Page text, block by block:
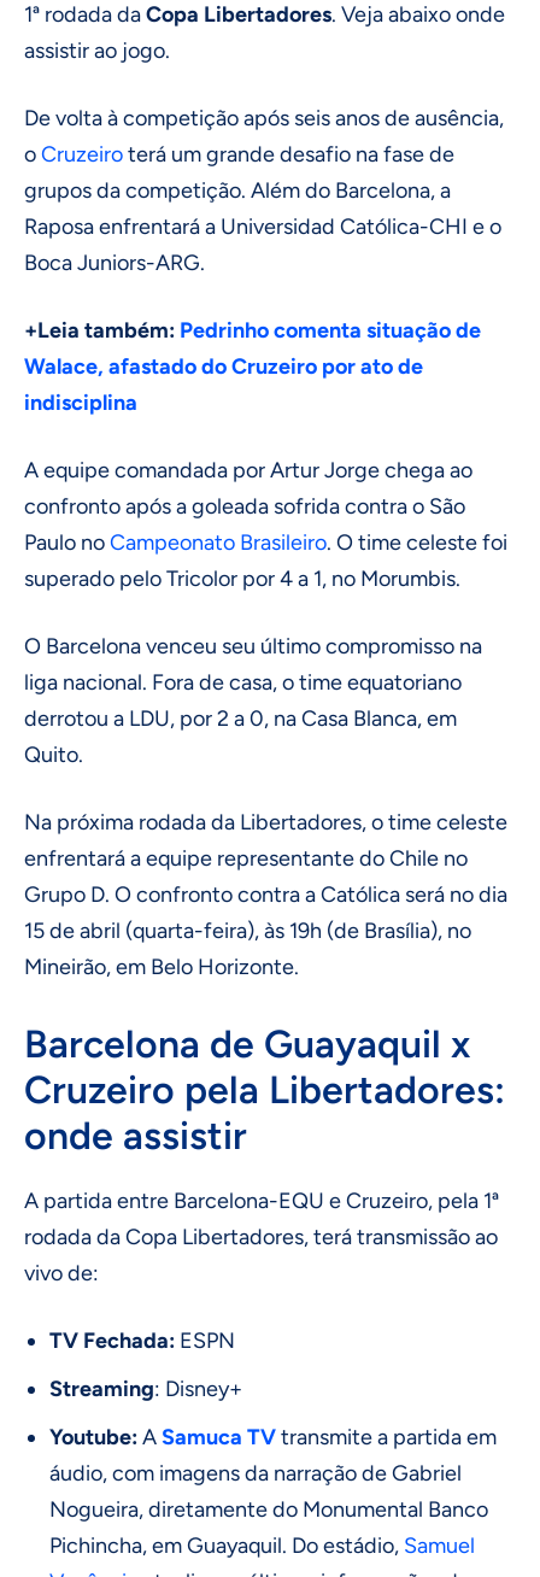
1ª rodada daCopa Libertadores. Veja abaixo onde
assistir ao jogo.
De volta à competição após seis anos de ausência,
oCruzeiroterá um grande desafio na fase de
grupos da competição. Além do Barcelona, a
Raposa enfrentará a Universidad Católica-CHI e o
Boca Juniors-ARG.
+Leia também: Pedrinho comenta situação de
Walace, afastado do Cruzeiro por ato de
indisciplina
A equipe comandada por Artur Jorge chega ao
confronto após a goleada sofrida contra o São
Paulo noCampeonato Brasileiro. O time celeste foi
superado pelo Tricolor por 4 a 1, no Morumbis.
O Barcelona venceu seu último compromisso na
liga nacional. Fora de casa, o time equatoriano
derrotou a LDU, por 2 a 0, na Casa Blanca, em
Quito.
Na próxima rodada da Libertadores, o time celeste
enfrentará a equipe representante do Chile no
Grupo D. O confronto contra a Católica será no dia
15 de abril (quarta-feira), às 19h (de Brasília), no
Mineirão, em Belo Horizonte.
Barcelona de Guayaquil x
Cruzeiro pela Libertadores:
onde assistir
A partida entre Barcelona-EQU e Cruzeiro, pela 1ª
rodada da Copa Libertadores, terá transmissão ao
vivo de:
TV Fechada: ESPN
Streaming: Disney+
Youtube:ASamuca TVtransmite a partida em
áudio, com imagens da narração de Gabriel
Nogueira, diretamente do Monumental Banco
Pichincha, em Guayaquil. Do estádio, Samuel